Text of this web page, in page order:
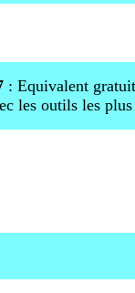
: Equivalent gratuit
les outils les